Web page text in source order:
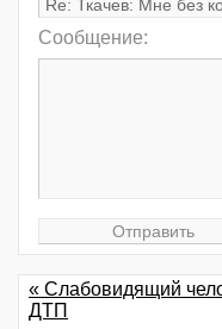
Сообщение:
« Слабовидящий
ДТП